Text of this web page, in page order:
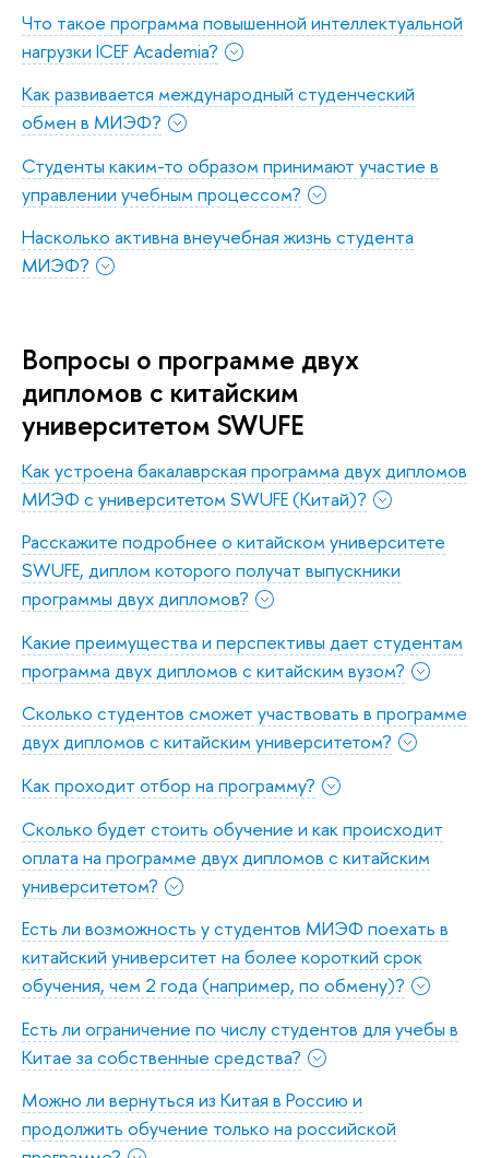
Что такое программа повышенной интеллектуальной
нагрузки ICEF Academia?
Как развивается международный студенческий
обмен в МИЭФ?
Студенты каким-то образом принимают участие в
управлении учебным процессом?
Насколько активна внеучебная жизнь студента
МИЭФ?
Вопросы о программе двух
дипломов с китайским
университетом SWUFE
Как устроена бакалаврская программа двух дипломов
МИЭФ с университетом SWUFE (Китай)?
Расскажите подробнее о китайском университете
SWUFE, диплом которого получат выпускники
программы двух дипломов?
Какие преимущества и перспективы дает студентам
программа двух дипломов с китайским вузом?
Сколько студентов сможет участвовать в программе
двух дипломов с китайским университетом?
Как проходит отбор на программу?
Cколько будет стоить обучение и как происходит
оплата на программе двух дипломов с китайским
университетом?
Есть ли возможность у студентов МИЭФ поехать в
китайский университет на более короткий срок
обучения, чем 2 года (например, по обмену)?
Есть ли ограничение по числу студентов для учебы в
Китае за собственные средства?
Можно ли вернуться из Китая в Россию и
продолжить обучение только на российской